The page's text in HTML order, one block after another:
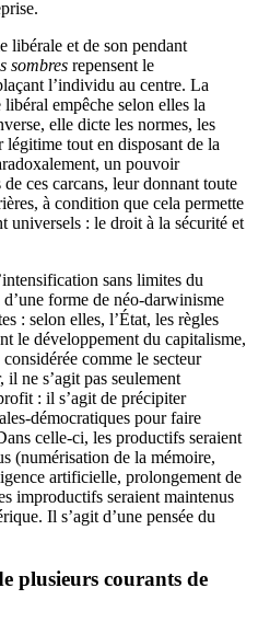
libérale et de son pendant
sombres repensent le
l’individu au centre. La
empêche selon elles la
elle dicte les normes, les
tout en disposant de la
un pouvoir
ces carcans, leur donnant toute
à condition que cela permette
universels : le droit à la sécurité et
sans limites du
forme de néo-darwinisme
: selon elles, l’État, les règles
le développement du capitalisme,
considérée comme le secteur
ne s’agit pas seulement
: il s’agit de précipiter
démocratiques pour faire
celle-ci, les productifs seraient
(numérisation de la mémoire,
artificielle, prolongement de
improductifs seraient maintenus
Il s’agit d’une pensée du
plusieurs courants de